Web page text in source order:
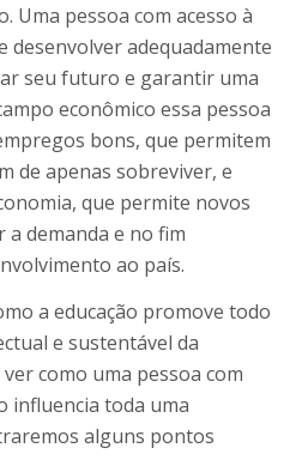
Uma pessoa com acesso à
desenvolver adequadamente
seu futuro e garantir uma
econômico essa pessoa
bons, que permitem
de apenas sobreviver, e
que permite novos
demanda e no fim
ao país.
a educação promove todo
e sustentável da
como uma pessoa com
influencia toda uma
alguns pontos